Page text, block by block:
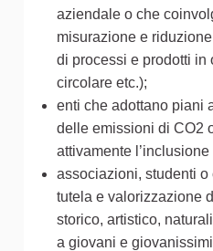
aziendale o che
misurazione e
di processi e prodotti in
circolare etc.);
enti che adottano piani
delle emissioni di CO2
attivamente
associazioni, studenti
tutela e valorizzazione
storico, artistico,
a giovani e